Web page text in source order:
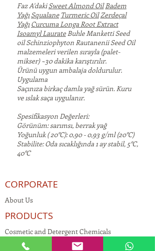
Faz A'dakiSweet Almond Oil Badem
Yağı Squalane Turmeric OilZerdeçal
Yağı Curcuma Longa Root Extract
Isoamyl LaurateBuhle Manketti Seed
oil Schinziophyton Rautanenii Seed Oil
malzemeleri verilen sırayla (palet-
mikser) ~30 dakika karıştırılır.
Ürünü uygun ambalaja doldurulur.
Uygulama
Saçınıza birkaç damla yağ sürün. Kuru
ve ıslak saça uygulanır.
Spesifikasyon Değerleri:
Görünüm: sarımsı, berrak yağ
Yoğunluk ( 20°C): 0,90 - 0,93 g/ml (20°C)
Stabilite: Oda sıcaklığında 1 ay stabil, 5°C,
40°C
CORPORATE
About Us
PRODUCTS
Cosmetic and Detergent Chemicals
Human Resources